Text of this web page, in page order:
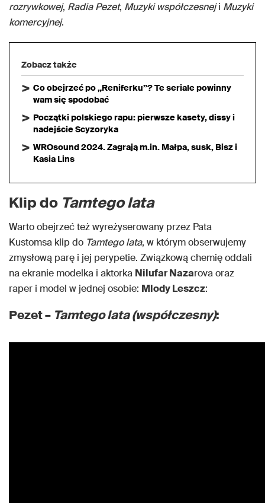
rozrywkowej, Radia Pezet, Muzyki współczesneji Muzyki
komercyjnej.
Zobacz także
Co obejrzeć po „Reniferku”? Te seriale powinny
wam się spodobać
Początki polskiego rapu: pierwsze kasety, dissy i
nadejście Scyzoryka
WROsound 2024. Zagrają m.in. Małpa, susk, Bisz i
Kasia Lins
Klip do Tamtego lata
Warto obejrzeć też wyreżyserowany przez Pata
Kustomsa klip do Tamtego lata, w którym obserwujemy
zmysłową parę i jej perypetie. Związkową chemię oddali
na ekranie modelka i aktorka Nilufar Nazarova oraz
raper i model w jednej osobie: Mlody Leszcz:
Pezet – Tamtego lata (współczesny):